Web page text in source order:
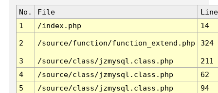
No. File
Line
1
/index.php 14
2 /source/function/function_extend.php 324
3 /source/class/jzmysql.class.php
211
4
/source/class/jzmysql.class.php
62
5
/source/class/jzmysql.class.php
94